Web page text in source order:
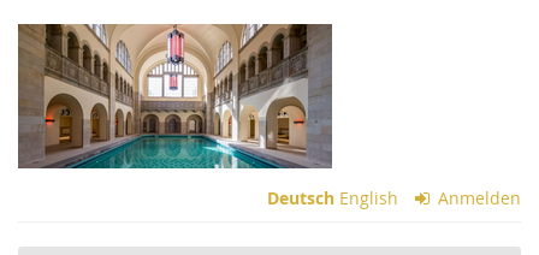
Zum
Haupt-
Inhalt
springen
Deutsch English Anmelden